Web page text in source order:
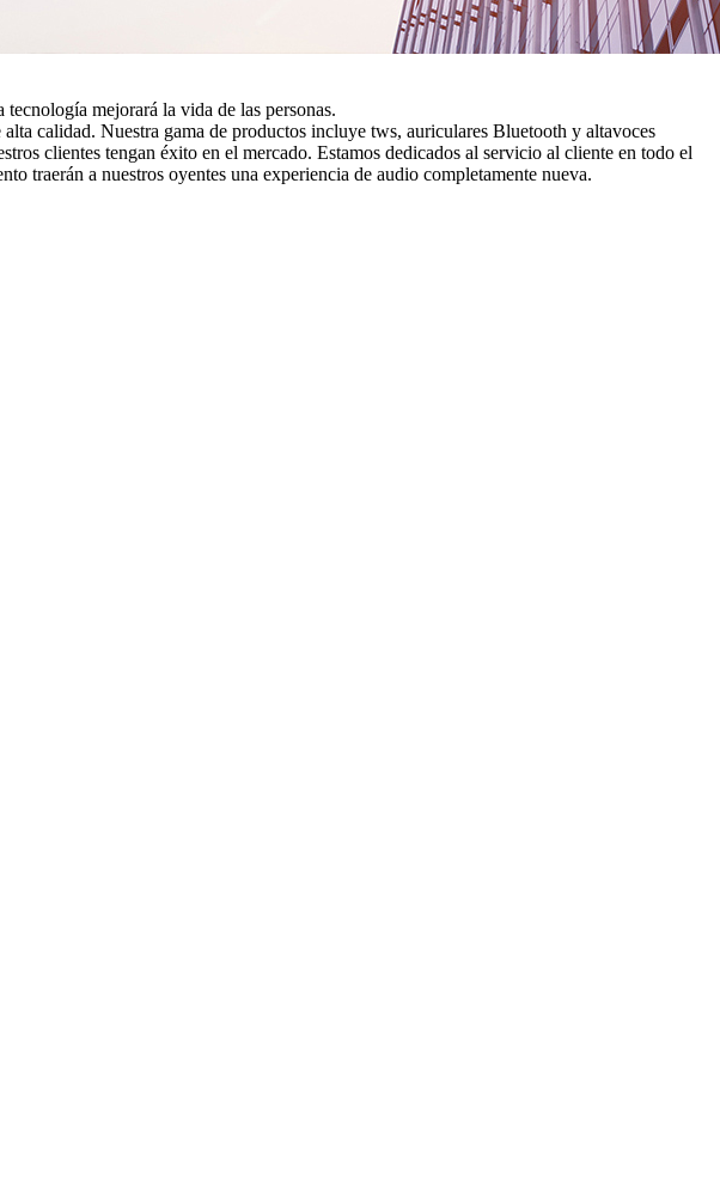
mejorará la vida de las personas.
calidad. Nuestra gama de productos incluye tws, auriculares Bluetooth y altavoces
clientes tengan éxito en el mercado. Estamos dedicados al servicio al cliente en todo el
traerán a nuestros oyentes una experiencia de audio completamente nueva.